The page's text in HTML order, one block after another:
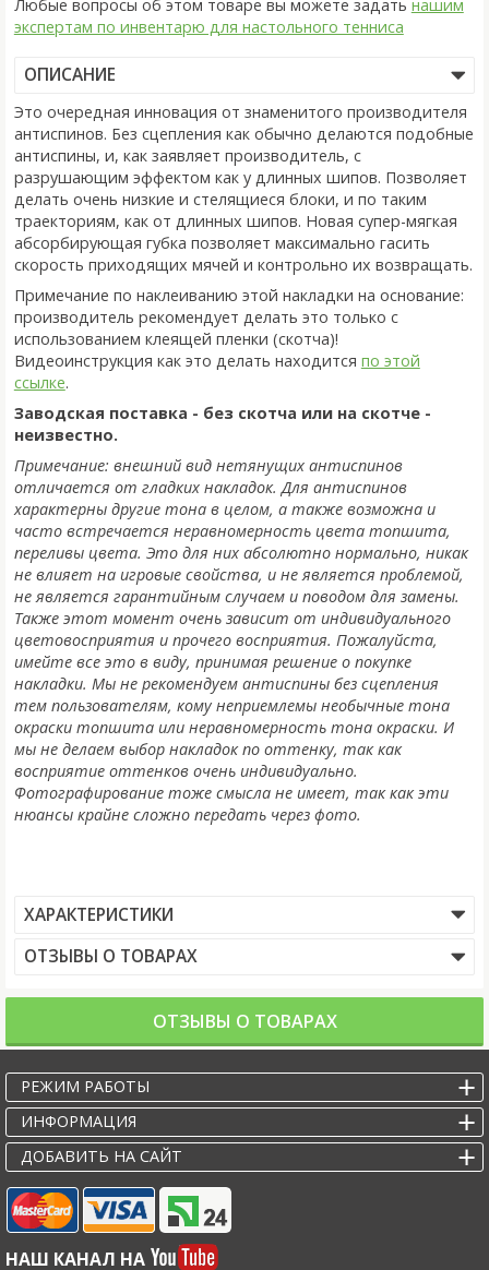
Любые вопросы об этом товаре вы можете задать нашим
экспертам по инвентарю для настольного тенниса
ОПИСАНИЕ
Это очередная инновация от знаменитого производителя
антиспинов. Без сцепления как обычно делаются подобные
антиспины, и, как заявляет производитель, с
разрушающим эффектом как у длинных шипов. Позволяет
делать очень низкие и стелящиеся блоки, и по таким
траекториям, как от длинных шипов. Новая супер-мягкая
абсорбирующая губка позволяет максимально гасить
скорость приходящих мячей и контрольно их возвращать.
Примечание по наклеиванию этой накладки на основание:
производитель рекомендует делать это только с
использованием клеящей пленки (скотча)!
Видеоинструкция как это делать находится по этой
ссылке.
Заводская поставка - без скотча или на скотче -
неизвестно.
Примечание: внешний вид нетянущих антиспинов
отличается от гладких накладок. Для антиспинов
характерны другие тона в целом, а также возможна и
часто встречается неравномерность цвета топшита,
переливы цвета. Это для них абсолютно нормально, никак
не влияет на игровые свойства, и не является проблемой,
не является гарантийным случаем и поводом для замены.
Также этот момент очень зависит от индивидуального
цветовосприятия и прочего восприятия. Пожалуйста,
имейте все это в виду, принимая решение о покупке
накладки. Мы не рекомендуем антиспины без сцепления
тем пользователям, кому неприемлемы необычные тона
окраски топшита или неравномерность тона окраски. И
мы не делаем выбор накладок по оттенку, так как
восприятие оттенков очень индивидуально.
Фотографирование тоже смысла не имеет, так как эти
нюансы крайне сложно передать через фото.
ХАРАКТЕРИСТИКИ
ОТЗЫВЫ О ТОВАРАХ
ОТЗЫВЫ О ТОВАРАХ
РЕЖИМ РАБОТЫ
ИНФОРМАЦИЯ
ДОБАВИТЬ НА САЙТ
НАШ КАНАЛ НА